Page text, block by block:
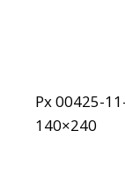
Px 00425-
140×240